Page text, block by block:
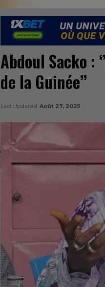
Abdoul Sacko :
de la Guinée’’
Last Updated Août 27, 2025